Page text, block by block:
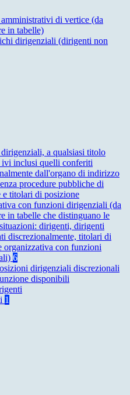
di vertice (da
in tabelle)
dirigenziali (dirigenti non
a qualsiasi titolo
inclusi quelli conferiti
dall'organo di indirizzo
procedure pubbliche di
e titolari di posizione
con funzioni dirigenziali (da
in tabelle che distinguano le
dirigenti, dirigenti
discrezionalmente, titolari di
organizzativa con funzioni
6
dirigenziali discrezionali
disponibili
1